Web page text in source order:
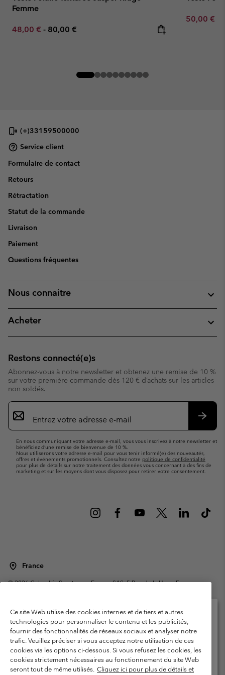
Femme
Minimum sale price:
48,00 € - Maximum price:
80,00 €
Minimum
50,00 €
(+)33159500000
Service client
Formulaire de contact
Retours
Rétractation
Statut de la commande
Livraison
Paiement
Questions fréquentes
Nous connaitre
Acheter
Restons connecté(e)s
Abonnez-vous à notre newsletter et obtenez une remise de 10 %
sur votre première commande dès 120 € d’achats sur les articles
non soldés.
Inscription
par
e-
En nous communiquant votre adresse e-mail, vous vous inscrivez à notre newsletter et
bénéficiez d’une remise de bienvenue de 10 %.
Nous utiliserons votre adresse e-mail pour vous tenir informé(e) des nouveautés,
offres et événements promotionnels. Consultez notre politique de confidentialité
pour plus de détails sur notre traitement des données vous concernant à des fins de
marketing et sur les moyens dont vous disposez pour retirer votre consentement.
France
©2026Columbia Sportswear Europe SAS. 5 Rue de la Haye, Espace
Garanties Légales
Politique de confidentialité
Conditions d'utilisation - Membres
Conditions D'utilisation - Contenu généré par l'utilisateur
Impressum
Cookies
Public CBCR
Ce site Web utilise des cookies internes et de tiers et autres
technologies pour personnaliser le contenu et les publicités,
fournir des fonctionnalités de réseaux sociaux et analyser notre
trafic. Veuillez préciser si vous acceptez notre utilisation de ces
cookies via les options ci-dessous. Si vous refusez les cookies, les
cookies strictement nécessaires au fonctionnement du site Web
seront tout de même utilisés. Cliquez ici pour plus de détails et
Veuillez sélectionner votre pays d’expédition et
votre langue
Achats en ligne disponibles